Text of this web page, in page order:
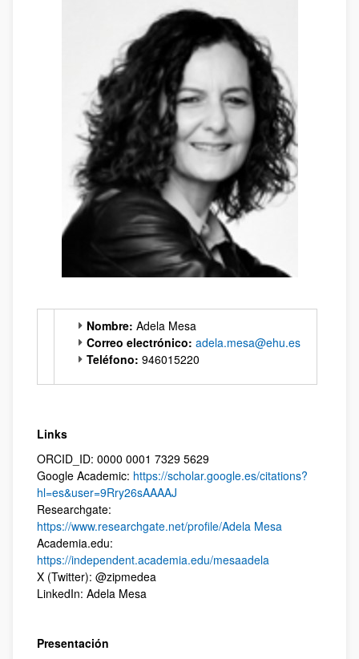
Nombre: Adela Mesa
Correo electrónico: adela.mesa@ehu.es
Teléfono: 946015220
Links
ORCID_ID: 0000 0001 7329 5629
Google Academic: https://scholar.google.es/citations?
hl=es&user=9Rry26sAAAAJ
Researchgate:
https://www.researchgate.net/profile/Adela Mesa
Academia.edu:
https://independent.academia.edu/mesaadela
X (Twitter): @zipmedea
LinkedIn: Adela Mesa
Presentación